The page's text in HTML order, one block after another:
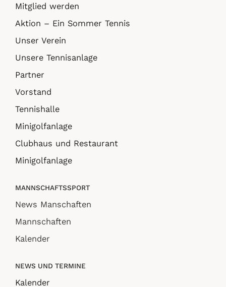
Mitglied werden
Aktion – Ein Sommer Tennis
Unser Verein
Unsere Tennisanlage
Partner
Vorstand
Tennishalle
Minigolfanlage
Clubhaus und Restaurant
Minigolfanlage
MANNSCHAFTSSPORT
News Manschaften
Mannschaften
Kalender
NEWS UND TERMINE
Kalender